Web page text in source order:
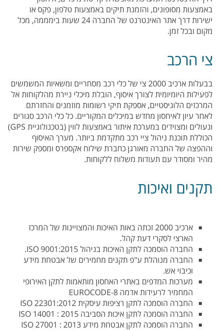
באמצעות מסופונים, והזמנת תיקים באמצעות טלפון, פקס או
ישירות דרך אתר האינטרנט של החברה 24 שעות בימממה, מכל
מקום ובכל זמן.
צי הרכב
בבעלות ארכיב 2000 צי של כלי רכב מסחריים ומשאיות המשמשים
לפעילות היומיומית לצורך איסוף, הובלת מיכלי ניירת מהלקוחות אל
המרכזים הלוגיסטיים, אספקת תיקי רשומות מוזמנים והחזרתם
לאחר עיון לאיחסון מחדש במיכלים המקוריים. כל כלי הרכב סגורים
ונעולים ומצוידים במערכת איתור באמצעות לווין (בטכנולוגיית GPS)
הכוללת תוכנת ניהול ציי רכב מתקדמת ביותר. מערך האיסוף
וההפצה של החברה מאורגן כחברת שילוח אקספרס ומספק שירות
מהיר ומסודר עם תעודות משלוח ללקוחות.
תקנים ואיכות
ארכיב 2000 זכתה באות האיכות והמצויינות של המרכז
הארצי לסקרי דעת קהל.
החברה הוסמכה לתקן האיכות בניהול 9001:2015 ISO.
החברה מנוהלת ע"פ תקנים מחמירים של אבטחת מידע
וכיבוי אש.
מערכות המדפים באתרי האחסון מותאמות לתקן האירופי
המחמיר לרעידות אדמה EUROCODE-8
החברה הוסמכה לתקן רציפות עיסקית ISO 22301:2012
החברה הוסמכה לתקן איכות הסביבה 2015 : 14001 ISO
החברה הוסמכה לתקן אבטחת מידע 2013 : 27001 ISO